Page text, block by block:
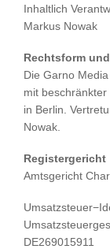
Inhaltlich
Markus Nowak
Rechtsform
Die Garno
mit
in Berlin.
Nowak.
Registergericht
Amtsgericht
DE269015911